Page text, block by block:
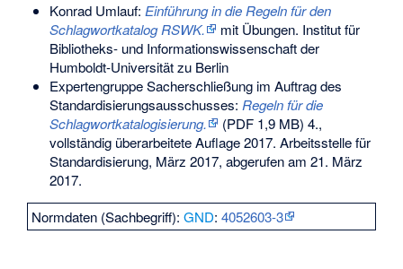
Konrad Umlauf: Einführung in die Regeln für den
Schlagwortkatalog RSWK.
mit Übungen. Institut für
Bibliotheks- und Informationswissenschaft der
Humboldt-Universität zu Berlin
Expertengruppe Sacherschließung im Auftrag des
Standardisierungsausschusses: Regeln für die
Schlagwortkatalogisierung.
(PDF 1,9 MB) 4.,
vollständig überarbeitete Auflage 2017. Arbeitsstelle für
Standardisierung, März 2017, abgerufen am 21. März
2017.
Normdaten (Sachbegriff):GND:4052603-3